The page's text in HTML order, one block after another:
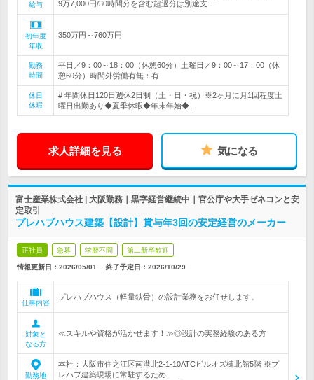
給与
9万7,000円/30時間分を含む超過分は別途支…
初年度
年収
350万円～760万円
勤務
時間
平日／9：00～18：00（休憩60分）土曜日／9：00～17：00（休
憩60分）時間外労働有無：有
休日
休暇
# 年間休日120日週休2日制（土・日・祝）※2ヶ月に月1回程度土
曜日出勤あり◆夏季休暇◆年末年始◆…
求人詳細を見る 気になる
富士産業株式会社 | 大阪勤務｜黒字経営継続中｜官公庁や大手ゼネコンと安
定取引
プレハブハウス建築【設計】賞与年3回の安定経営のメーカー
正社員 急募 学歴不問 第二新卒歓迎
情報更新日：2026/05/01 終了予定日： 2026/10/29
仕事内容
プレハブハウス（軽量鉄骨）の設計業務をお任せします。
対象と
なる方
≪スキルや資格が活かせます！≫◎設計の実務経験のある方
勤務地
本社：大阪市住之江区南港北2-1-10ATCビルオズ棟北館5階 ※プ
レハブ建築現場に常駐するため、…